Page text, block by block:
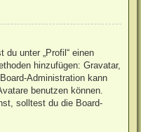
du unter „Profil“ einen
hinzufügen: Gravatar,
Administration kann
benutzen können.
solltest du die Board-